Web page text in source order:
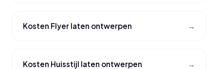
Kosten Flyer laten ontwerpen
Kosten Huisstijl laten ontwerpen